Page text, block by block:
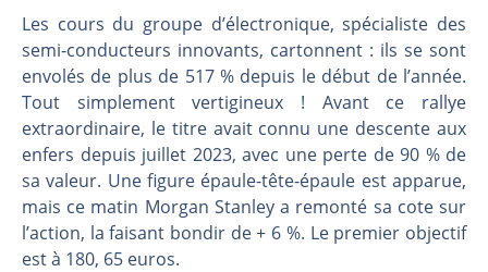
Une inertie haussière qui ralentit | Antoine Quesada – Chrono CAC
WTI : Explosion mais réserves au plus bas | Denis Desclos – Market Movers
Les cours du groupe d’électronique, spécialiste des
semi-conducteurs innovants, cartonnent : ils se sont
envolés de plus de 517 % depuis le début de l’année.
Tout simplement vertigineux ! Avant ce rallye
extraordinaire, le titre avait connu une descente aux
enfers depuis juillet 2023, avec une perte de 90 % de
sa valeur. Une figure épaule-tête-épaule est apparue,
mais ce matin Morgan Stanley a remonté sa cote sur
l’action, la faisant bondir de + 6 %. Le premier objectif
est à 180, 65 euros.